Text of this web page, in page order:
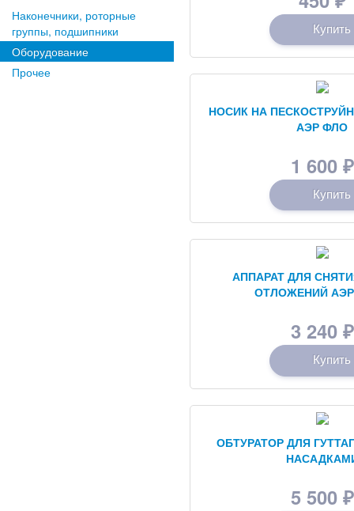
Наконечники, роторные
группы, подшипники
Оборудование
Прочее
Купить
НОСИК НА
АЭР ФЛО
1 600 ₽
Купить
АППАРАТ ДЛЯ
ОТЛОЖЕНИЙ
3 240 ₽
Купить
ОБТУРАТОР ДЛЯ
5 500 ₽